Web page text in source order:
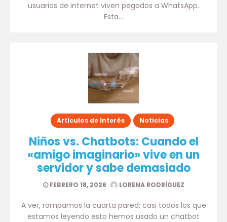
usuarios de internet viven pegados a WhatsApp.
Esta…
Artículos de Interés Noticias
Niños vs. Chatbots: Cuando el
«amigo imaginario» vive en un
servidor y sabe demasiado
FEBRERO 18, 2026 LORENA RODRÍGUEZ
A ver, rompamos la cuarta pared: casi todos los que
estamos leyendo esto hemos usado un chatbot